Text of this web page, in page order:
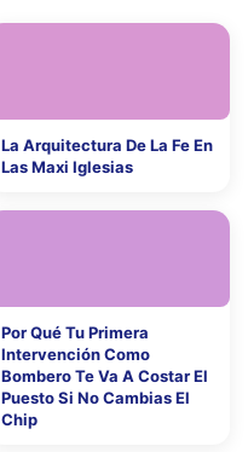
La Arquitectura De La Fe En
Las Maxi Iglesias
Por Qué Tu Primera
Intervención Como
Bombero Te Va A Costar El
Puesto Si No Cambias El
Chip